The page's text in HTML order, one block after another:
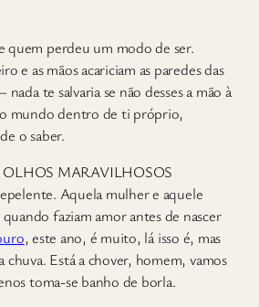
quem perdeu um modo de ser.
e as mãos acariciam as paredes das
te salvaria se não desses a mão à
mundo dentro de ti próprio,
o saber.
MARAVILHOSOS
Aquela mulher e aquele
faziam amor antes de nascer
, este ano, é muito, lá isso é, mas
chuva. Está a chover, homem, vamos
toma-se banho de borla.